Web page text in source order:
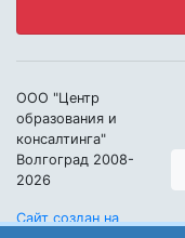
ООО "Центр
образования и
консалтинга"
Волгоград 2008-
2026
Сайт создан на